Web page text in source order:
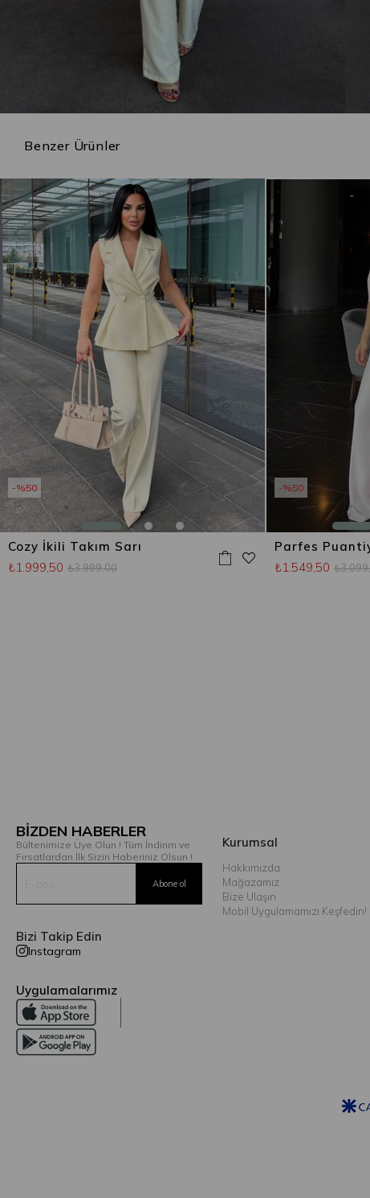
Benzer Ürünler
Cozy İkili Takım Sarı
₺1.999,50 ₺3.999,00
%50
₺1.549,50
%50
BİZDEN HABERLER
Bültenimize Üye Olun ! Tüm İndirim ve
Fırsatlardan İlk Sizin Haberiniz Olsun !
Bizi Takip Edin
Instagram
Uygulamalarımız
Kurumsal
Hakkımızda
Mağazamız
Bize Ulaşın
Mobil Uygulamamızı Keşfedin!